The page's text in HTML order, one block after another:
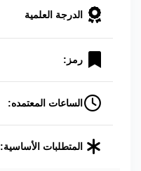
الدرجة العلمية
رمز:
الساعات المعتمده:
المتطلبات الأساسية: